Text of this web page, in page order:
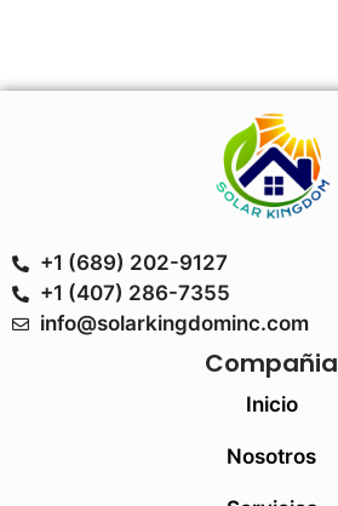
+1 (689) 202-9127
+1 (407) 286-7355
info@solarkingdominc.com
Compañia
Inicio
Nosotros